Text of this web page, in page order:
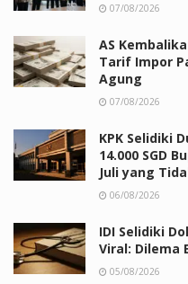
07/08/2026
AS
Tarif Impor
Agung
07/08/2026
KPK Selidiki
14.000 SGD
Juli yang
06/08/2026
IDI Selidiki
Viral: Dilema
05/08/2026